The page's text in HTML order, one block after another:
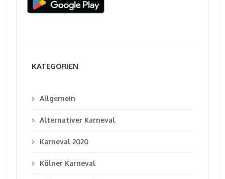
KATEGORIEN
Allgemein
Alternativer Karneval
Karneval 2020
Kölner Karneval